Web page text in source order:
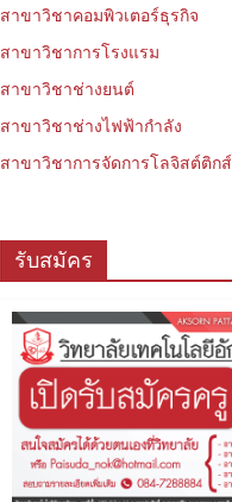
สาขาวิชาคอมพิวเตอร์ธุรกิจ
สาขาวิชาการโรงแรม
สาขาวิชาช่างยนต์
สาขาวิชาช่างไฟฟ้ากำลัง
สาขาวิชาการจัดการโลจิสต์ติกส์
รับสมัคร